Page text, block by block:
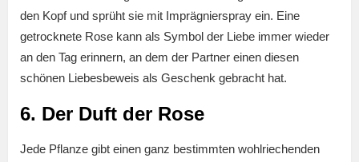
den Kopf und sprüht sie mit Imprägnierspray ein. Eine
getrocknete Rose kann als Symbol der Liebe immer wieder
an den Tag erinnern, an dem der Partner einen diesen
schönen Liebesbeweis als Geschenk gebracht hat.
6. Der Duft der Rose
Jede Pflanze gibt einen ganz bestimmten wohlriechenden